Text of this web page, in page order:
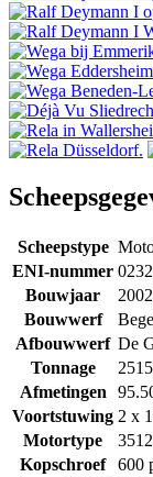
Scheepstype
ENI-nummer
Bouwjaar
2002
Bouwwerf
Afbouwwerf De
Tonnage
2515
Afmetingen
Voortstuwing 2 x
Motortype
Kopschroef
600